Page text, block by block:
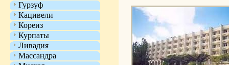
Гурзуф
Кацивели
Кореиз
Курпаты
Ливадия
Массандра